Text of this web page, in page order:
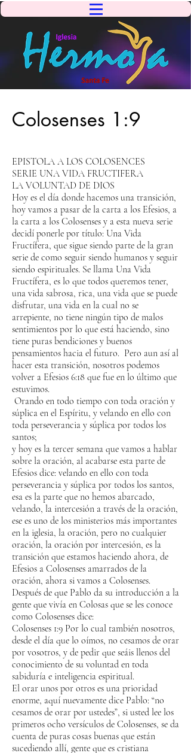
Colosenses 1:9
EPISTOLA A LOS COLOSENCES
SERIE UNA VIDA FRUCTIFERA
LA VOLUNTAD DE DIOS
Hoy es el día donde hacemos una transición,
hoy vamos a pasar de la carta a los Efesios, a
la carta a los Colosenses y a esta nueva serie
decidí ponerle por título: Una Vida
Fructífera, que sigue siendo parte de la gran
serie de como seguir siendo humanos y seguir
siendo espirituales. Se llama Una Vida
Fructífera, es lo que todos queremos tener,
una vida sabrosa, rica, una vida que se puede
disfrutar, una vida en la cual no se
arrepiente, no tiene ningún tipo de malos
sentimientos por lo que está haciendo, sino
tiene puras bendiciones y buenos
pensamientos hacia el futuro. Pero aun así al
hacer esta transición, nosotros podemos
volver a Efesios 6:18 que fue en lo último que
estuvimos.
Orando en todo tiempo con toda oración y
súplica en el Espíritu, y velando en ello con
toda perseverancia y súplica por todos los
santos;
y hoy es la tercer semana que vamos a hablar
sobre la oración, al acabarse esta parte de
Efesios dice: velando en ello con toda
perseverancia y súplica por todos los santos,
esa es la parte que no hemos abarcado,
velando, la intercesión a través de la oración,
ese es uno de los ministerios más importantes
en la iglesia, la oración, pero no cualquier
oración, la oración por intercesión, es la
transición que estamos haciendo ahora, de
Efesios a Colosenses amarrados de la
oración, ahora si vamos a Colosenses.
Después de que Pablo da su introducción a la
gente que vivía en Colosas que se les conoce
como Colosenses dice:
Colosenses 1:9 Por lo cual también nosotros,
desde el día que lo oímos, no cesamos de orar
por vosotros, y de pedir que seáis llenos del
conocimiento de su voluntad en toda
sabiduría e inteligencia espiritual.
El orar unos por otros es una prioridad
enorme, aquí nuevamente dice Pablo: “no
cesamos de orar por ustedes”, si usted lee los
primeros ocho versículos de Colosenses, se da
cuenta de puras cosas buenas que están
sucediendo allí, gente que es cristiana